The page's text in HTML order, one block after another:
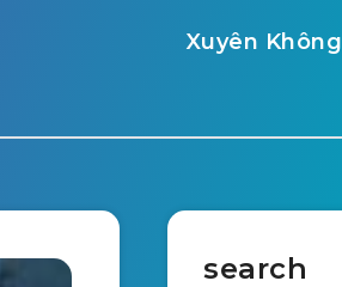
Xuyên Không
search